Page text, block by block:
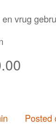
vrug
Posted